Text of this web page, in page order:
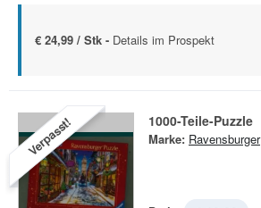
€ 24,99 / Stk - Details im Prospekt
Verpasst! 1000-Teile-Puzzle
Marke: Ravensburger